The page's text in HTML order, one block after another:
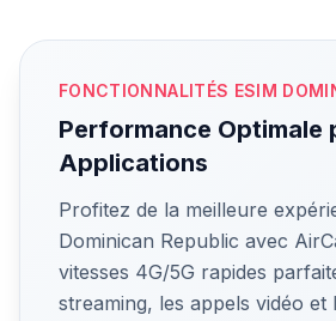
FONCTIONNALITÉS ESIM
Performance Optimale
Applications
Profitez de la meilleure
Dominican Republic avec
vitesses 4G/5G rapides
streaming, les appels vidéo et